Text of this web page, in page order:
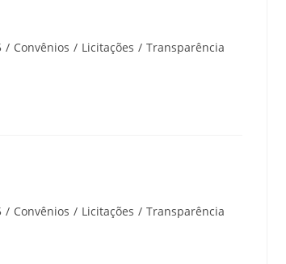
/ Convênios / Licitações / Transparência
/ Convênios / Licitações / Transparência